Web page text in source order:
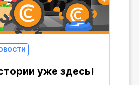
уже здесь!